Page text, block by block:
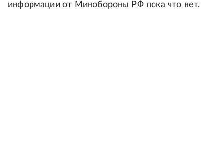
информации от Минобороны РФ пока что нет.